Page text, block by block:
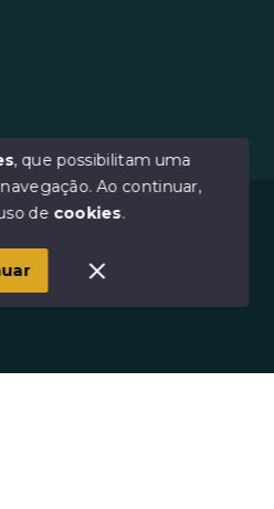
Imóveis - Todos os direitos
, que possibilitam uma
Ao continuar,
de cookies.